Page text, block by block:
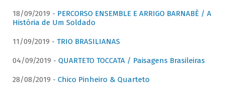
18/09/2019 - PERCORSO ENSEMBLE E ARRIGO BARNABÈ / A
História de Um Soldado
11/09/2019 - TRIO BRASILIANAS
04/09/2019 - QUARTETO TOCCATA / Paisagens Brasileiras
28/08/2019 - Chico Pinheiro & Quarteto